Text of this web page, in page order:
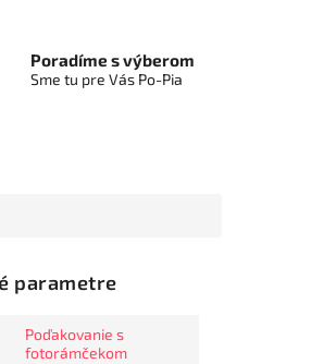
Poradíme s výberom
Sme tu pre Vás Po-Pia
parametre
Poďakovanie s
fotorámčekom